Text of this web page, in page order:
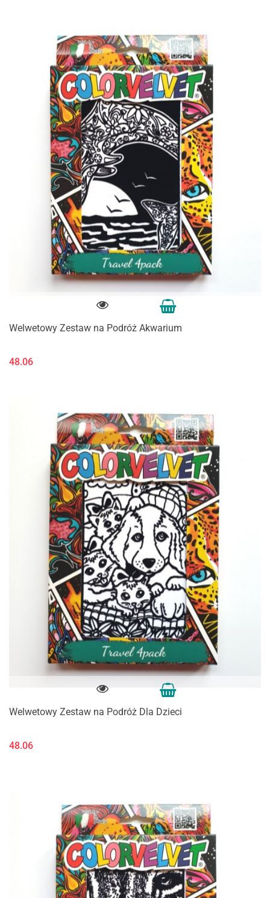
Welwetowy Zestaw na Podróż Akwarium
48.06
Welwetowy Zestaw na Podróż Dla Dzieci
48.06